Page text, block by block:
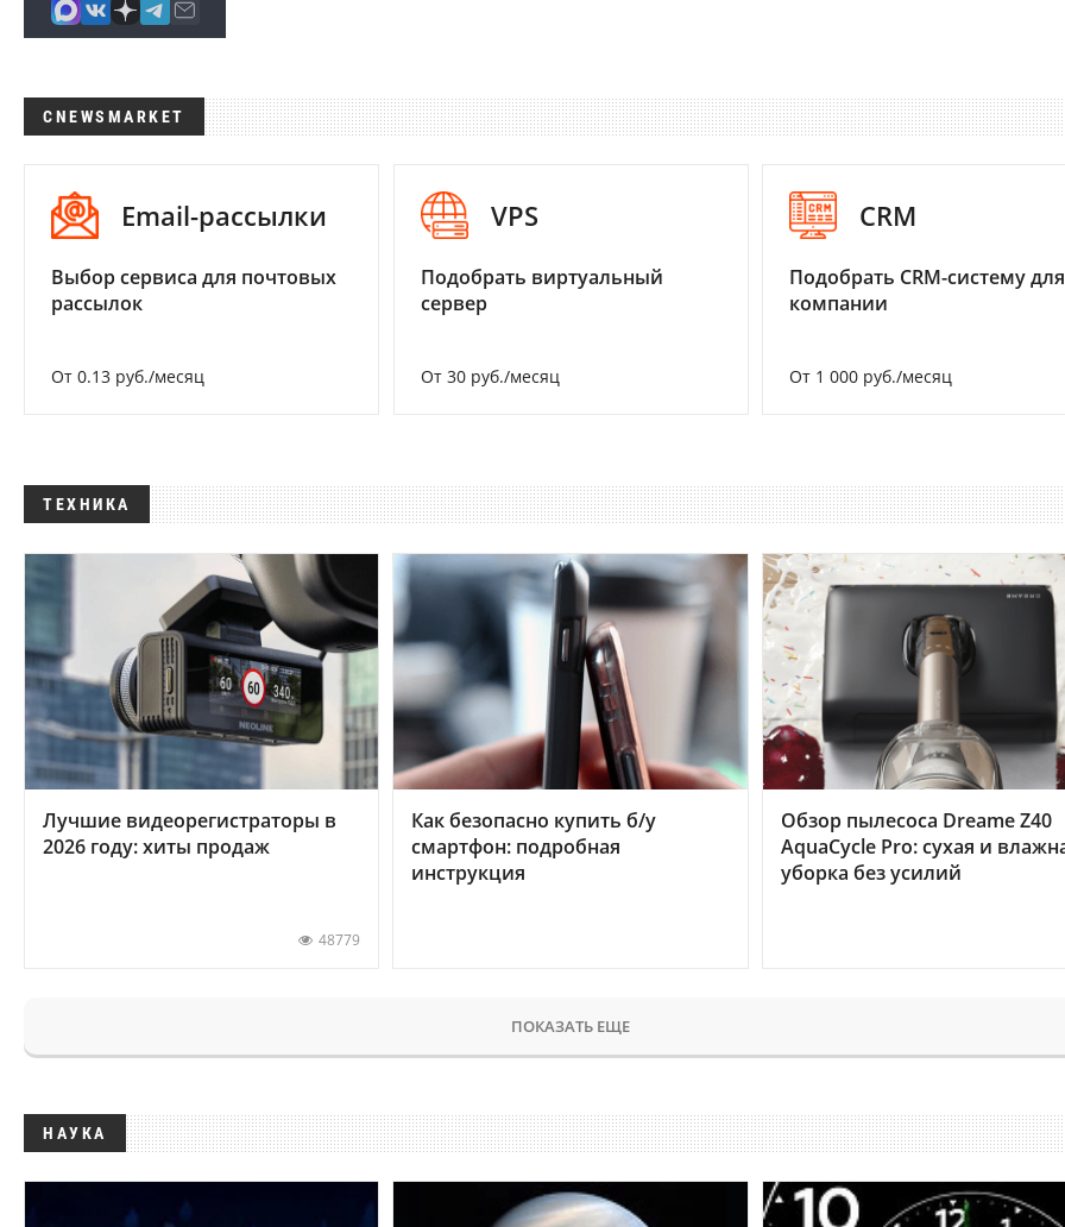
CNEWSMARKET
Email-рассылки
Выбор сервиса для почтовых
рассылок
От 0.13 руб./месяц
VPS
Подобрать виртуальный
сервер
От 30 руб./месяц
CRM
Подобрать CRM-систему для
компании
От 1 000 руб./месяц
ТЕХНИКА
Лучшие видеорегистраторы в
2026 году: хиты продаж
48779
Как безопасно купить б/у
смартфон: подробная
инструкция
Обзор пылесоса Dreame Z40
AquaCycle Pro: сухая и
уборка без усилий
ПОКАЗАТЬ ЕЩЕ
НАУКА